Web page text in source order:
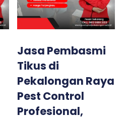
Jasa Pembasmi
Tikus di
Pekalongan Raya
Pest Control
Profesional,